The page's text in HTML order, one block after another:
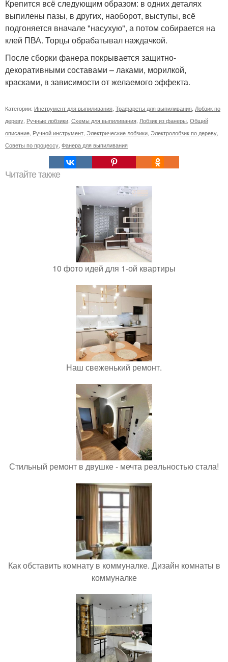
Крепится всё следующим образом: в одних деталях
выпилены пазы, в других, наоборот, выступы, всё
подгоняется вначале "насухую", а потом собирается на
клей ПВА. Торцы обрабатывал наждачкой.
После сборки фанера покрывается защитно-
декоративными составами – лаками, морилкой,
красками, в зависимости от желаемого эффекта.
Категории: Инструмент для выпиливания Трафареты для выпиливания Лобзик по
дереву Ручные лобзики Схемы для выпиливания Лобзик из фанеры Общий
описание Ручной инструмент Электрические лобзики Электролобзик по дереву
Советы по процессу Фанера для выпиливания
Читайте также
10 фото идей для 1-ой квартиры
Наш свеженький ремонт.
Стильный ремонт в двушке - мечта реальностью стала!
Как обставить комнату в коммуналке. Дизайн комнаты в
коммуналке